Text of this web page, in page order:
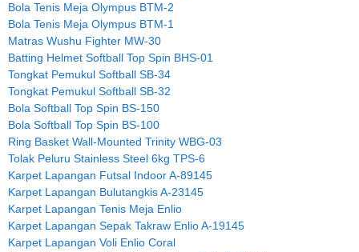
Bola Tenis Meja Olympus BTM-2
Bola Tenis Meja Olympus BTM-1
Matras Wushu Fighter MW-30
Batting Helmet Softball Top Spin BHS-01
Tongkat Pemukul Softball SB-34
Tongkat Pemukul Softball SB-32
Bola Softball Top Spin BS-150
Bola Softball Top Spin BS-100
Ring Basket Wall-Mounted Trinity WBG-03
Tolak Peluru Stainless Steel 6kg TPS-6
Karpet Lapangan Futsal Indoor A-89145
Karpet Lapangan Bulutangkis A-23145
Karpet Lapangan Tenis Meja Enlio
Karpet Lapangan Sepak Takraw Enlio A-19145
Karpet Lapangan Voli Enlio Coral